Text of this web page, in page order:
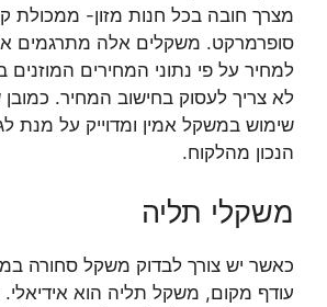
מצרך חובה בכל חנות מזון- ממכולת
סופרמרקט. משקלים אלה מתרגמים
למחיר על פי נתוני המחירים המוזנים
לא צריך לעסוק בחישוב המחיר.
שימוש במשקל אמין ומדוייק על מנת
הנכון מהלקוח.
משקלי תליה
כאשר יש צורך לבדוק משקל סחורה
עודף מקום, משקל תליה הוא